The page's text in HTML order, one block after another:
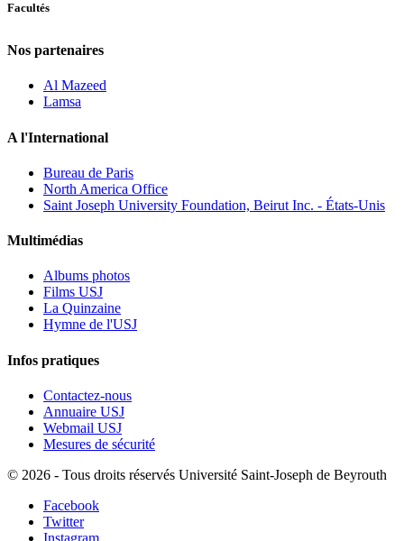
Facultés
Nos partenaires
Al Mazeed
Lamsa
A l'International
Bureau de Paris
North America Office
Saint Joseph University Foundation, Beirut Inc. - États-Unis
Multimédias
Albums photos
Films USJ
La Quinzaine
Hymne de l'USJ
Infos pratiques
Contactez-nous
Annuaire USJ
Webmail USJ
Mesures de sécurité
© 2026 - Tous droits réservés Université Saint-Joseph de Beyrouth
Facebook
Twitter
Instagram